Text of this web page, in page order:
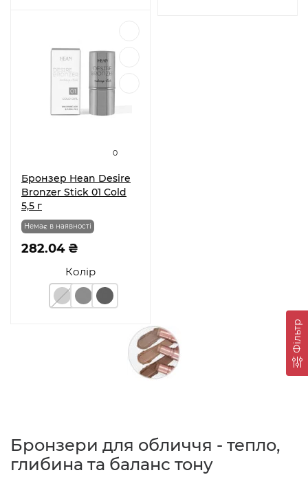
Фільтр
0
Бронзер Hean Desire
Bronzer Stick 01 Cold
5,5 г
Колір
282.04 ₴
Немає в наявності
Бронзери для обличчя - тепло,
глибина та баланс тону